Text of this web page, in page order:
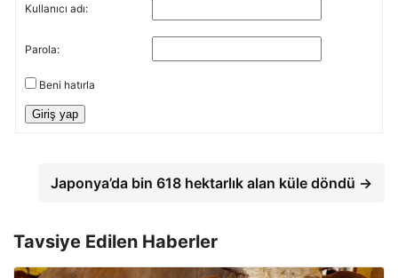
Kullanıcı adı:
Parola:
Beni hatırla
Giriş yap
Japonya’da bin 618 hektarlık alan küle döndü →
Tavsiye Edilen Haberler